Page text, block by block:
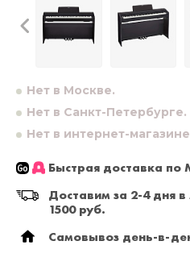
Нет в Москве.
Нет в Санкт-Петербурге.
Нет в интернет-магазине
Быстрая доставка по
Доставим за 2-4 дня
1500 руб.
Самовывоз день-в-